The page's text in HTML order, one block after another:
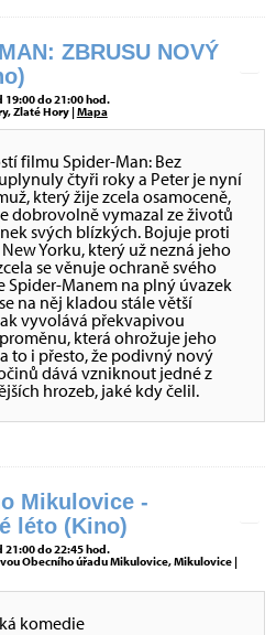
ZBRUSU NOVÝ
19:00 do 21:00 hod.
Zlaté Hory |Mapa
filmu Spider-Man: Bez
čtyři roky a Peter je nyní
který žije zcela osamoceně,
dobrovolně vymazal ze životů
svých blízkých. Bojuje proti
Yorku, který už nezná jeho
se věnuje ochraně svého
Spider-Manem na plný úvazek
na něj kladou stále větší
vyvolává překvapivou
která ohrožuje jeho
to i přesto, že podivný nový
dává vzniknout jedné z
hrozeb, jaké kdy čelil.
Mikulovice -
léto (Kino)
21:00 do 22:45 hod.
Obecního úřadu Mikulovice, Mikulovice |
komedie